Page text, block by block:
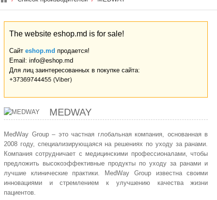
The website eshop.md is for sale!
Сайт eshop.md продается!
Email: info@eshop.md
Для лиц заинтересованных в покупке сайта:
MEDWAY
MedWay Group – это частная глобальная компания, основанная в
2008 году, специализирующаяся на решениях по уходу за ранами.
Компания сотрудничает с медицинскими профессионалами, чтобы
предложить высокоэффективные продукты по уходу за ранами и
лучшие клинические практики. MedWay Group известна своими
инновациями и стремлением к улучшению качества жизни
пациентов.